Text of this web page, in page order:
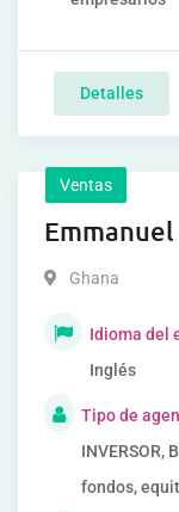
Detalles
Ventas
Ghana
Idioma del
Inglés
Tipo de
INVERSOR,
fondos,